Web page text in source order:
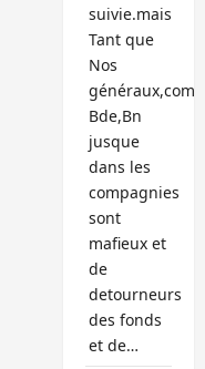
suivie.mais
Tant que
Nos
généraux,com
Bde,Bn
jusque
dans les
compagnies
sont
mafieux et
de
detourneurs
des fonds
et de…